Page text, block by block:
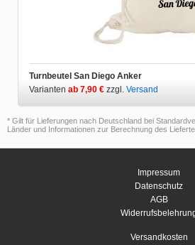
Turnbeutel San Diego Anker
Varianten ab 7,90 € zzgl. Versand
* Gilt für Lieferungen nach Deutschland bei
Länder und Informationen zur Berechnung des
Impressum
Datenschutz
AGB
Versandkosten